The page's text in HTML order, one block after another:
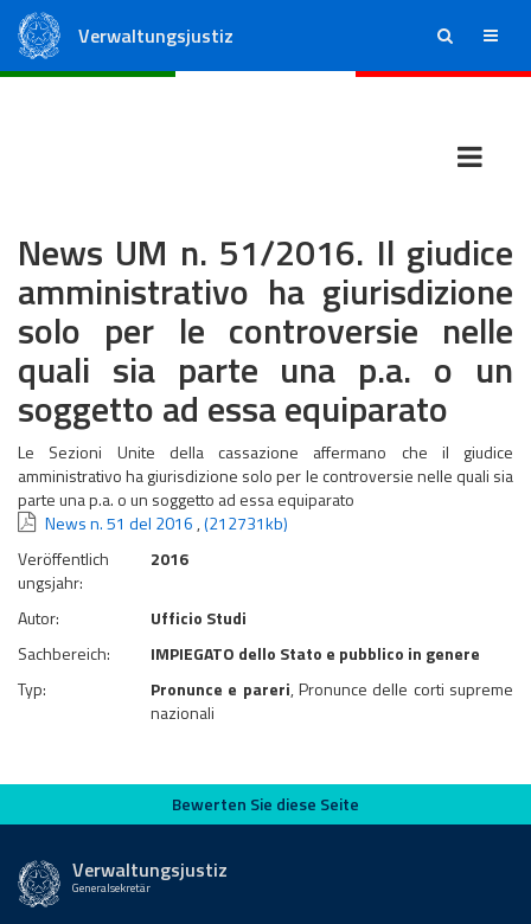
Verwaltungsjustiz ricerca menu
News UM n. 51/2016. Il giudice
amministrativo ha giurisdizione
solo per le controversie nelle
quali sia parte una p.a. o un
soggetto ad essa equiparato
Le Sezioni Unite della cassazione affermano che il giudice
amministrativo ha giurisdizione solo per le controversie nelle quali sia
parte una p.a. o un soggetto ad essa equiparato
News n. 51 del 2016 ,(212731kb)
Veröffentlich
ungsjahr:
2016
Autor:
Ufficio Studi
Sachbereich:
IMPIEGATO dello Stato e pubblico in genere
Typ:
Pronunce e pareri, Pronunce delle corti supreme
nazionali
Bewerten Sie diese Seite
Bewerten Sie diese Seite
Verwaltungsjustiz
Generalsekretär